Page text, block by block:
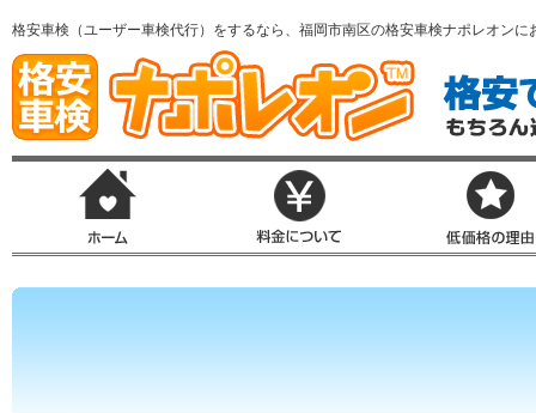
格安車検（ユーザー車検代行）をするなら、福岡市南区の格安車検ナポレオンに